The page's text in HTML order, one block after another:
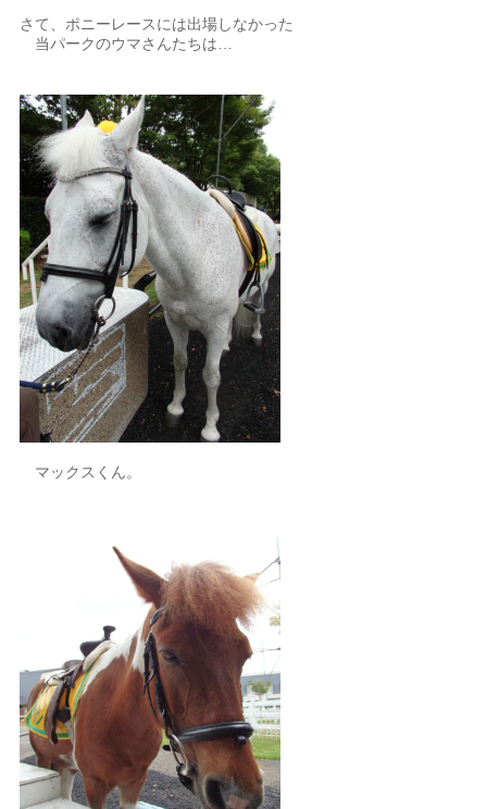
さて、ポニーレースには出場しなかった
当パークのウマさんたちは…
マックスくん。